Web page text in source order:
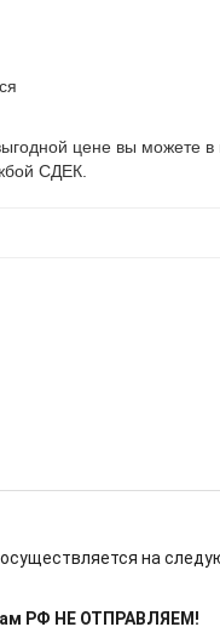
цене вы можете
СДЕК.
на
РФ НЕ ОТПРАВЛЯЕМ!